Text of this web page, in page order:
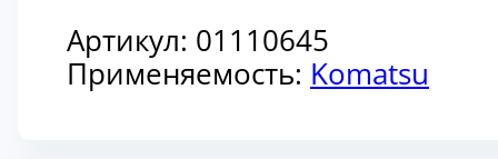
Артикул: 01110645
Применяемость: Komatsu